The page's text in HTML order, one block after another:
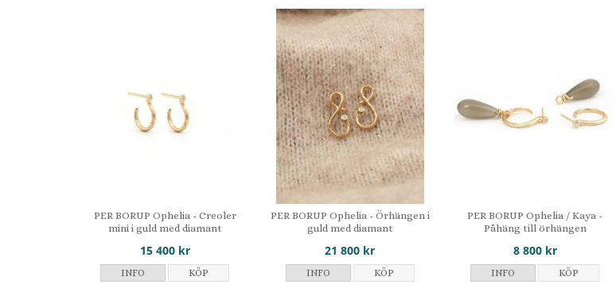
PER BORUP Ophelia - Creoler
mini i guld med diamant
15 400 kr
INFO KÖP
PER BORUP Ophelia - Örhängen i
guld med diamant
21 800 kr
INFO KÖP
PER BORUP Ophelia / Kaya -
Påhäng till örhängen
8 800 kr
INFO KÖP